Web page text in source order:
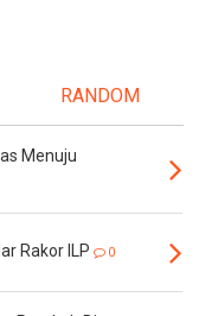
RANDOM
Menuju
Rakor ILP 0